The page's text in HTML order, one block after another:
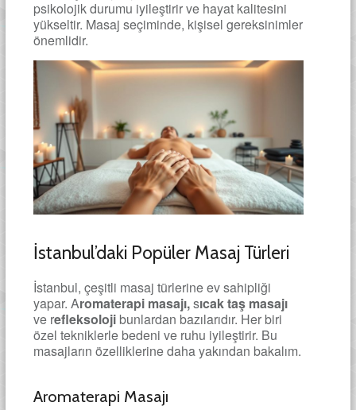
psikolojik durumu iyileştirir ve hayat kalitesini
yükseltir. Masaj seçiminde, kişisel gereksinimler
önemlidir.
İstanbul’daki Popüler Masaj Türleri
İstanbul, çeşitli masaj türlerine ev sahipliği
yapar. Aromaterapi masajı,sıcak taş masajı
ve refleksoloji bunlardan bazılarıdır. Her biri
özel tekniklerle bedeni ve ruhu iyileştirir. Bu
masajların özelliklerine daha yakından bakalım.
Aromaterapi Masajı